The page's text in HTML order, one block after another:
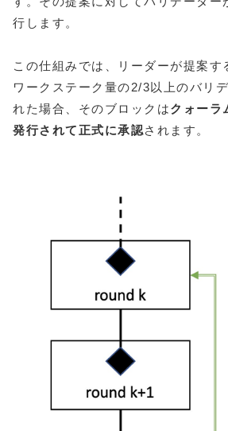
行します。
この仕組みでは、リーダーが提案す
ワークステーク量の2/3以上のバリ
れた場合、そのブロックはクォーラ
発行されて正式に承認されます。